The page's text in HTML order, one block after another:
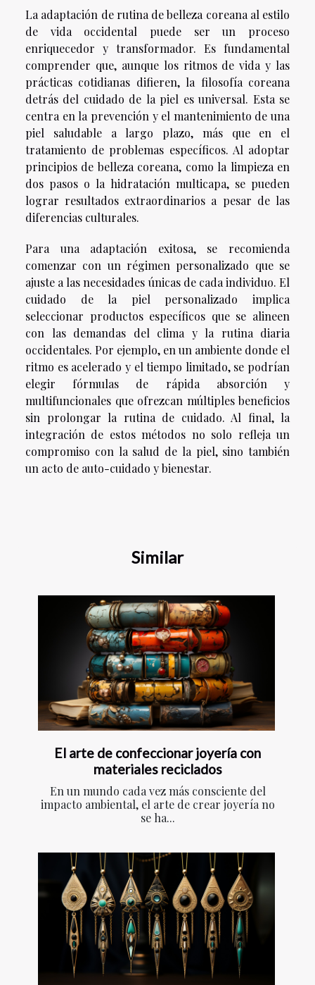
La adaptación de rutina de belleza coreana al estilo
de vida occidental puede ser un proceso
enriquecedor y transformador. Es fundamental
comprender que, aunque los ritmos de vida y las
prácticas cotidianas difieren, la filosofía coreana
detrás del cuidado de la piel es universal. Esta se
centra en la prevención y el mantenimiento de una
piel saludable a largo plazo, más que en el
tratamiento de problemas específicos. Al adoptar
principios de belleza coreana, como la limpieza en
dos pasos o la hidratación multicapa, se pueden
lograr resultados extraordinarios a pesar de las
diferencias culturales.
Para una adaptación exitosa, se recomienda
comenzar con un régimen personalizado que se
ajuste a las necesidades únicas de cada individuo. El
cuidado de la piel personalizado implica
seleccionar productos específicos que se alineen
con las demandas del clima y la rutina diaria
occidentales. Por ejemplo, en un ambiente donde el
ritmo es acelerado y el tiempo limitado, se podrían
elegir fórmulas de rápida absorción y
multifuncionales que ofrezcan múltiples beneficios
sin prolongar la rutina de cuidado. Al final, la
integración de estos métodos no solo refleja un
compromiso con la salud de la piel, sino también
un acto de auto-cuidado y bienestar.
Similar
El arte de confeccionar joyería con
materiales reciclados
En un mundo cada vez más consciente del
impacto ambiental, el arte de crear joyería no
se ha...